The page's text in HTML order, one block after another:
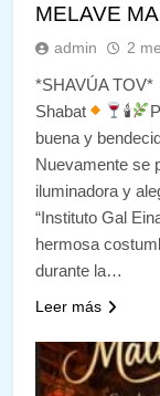
MELAVE
admin 2
*SHAVÚA TOV*
Shabat
🕯
buena y
Nuevamente se
iluminadora y
“Instituto Gal
hermosa
durante la…
Leer más